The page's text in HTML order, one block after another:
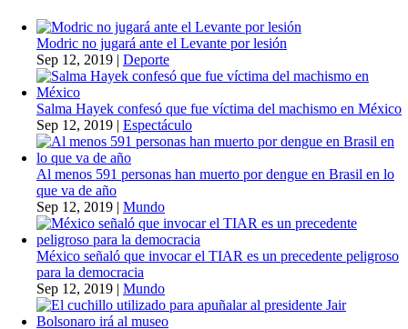
Modric no jugará ante el Levante por lesión
Sep 12, 2019 | Deporte
Salma Hayek confesó que fue víctima del machismo en México
Sep 12, 2019 | Espectáculo
Al menos 591 personas han muerto por dengue en Brasil en lo
que va de año
Sep 12, 2019 | Mundo
México señaló que invocar el TIAR es un precedente peligroso
para la democracia
Sep 12, 2019 | Mundo